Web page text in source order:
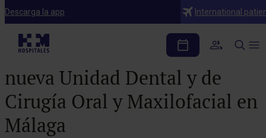
Descarga la app International
Notas de prensa
HM Hospitales refuerza
su oferta asistencial con una
nueva Unidad Dental y de
Cirugía Oral y Maxilofacial en
Málaga